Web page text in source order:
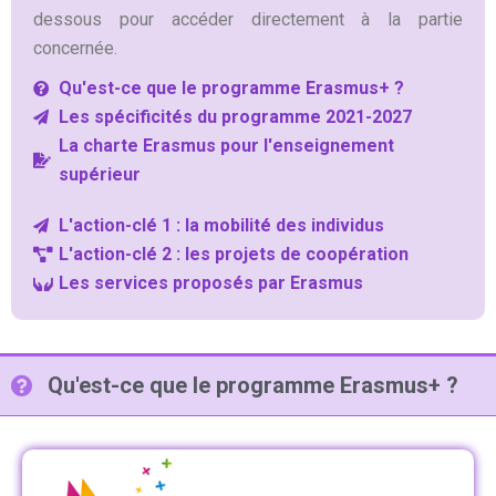
dessous pour accéder directement à la partie
concernée.
Qu'est-ce que le programme Erasmus+ ?
Les spécificités du programme 2021-2027
La charte Erasmus pour l'enseignement
supérieur
L'action-clé 1 : la mobilité des individus
L'action-clé 2 : les projets de coopération
Les services proposés par Erasmus
Qu'est-ce que le programme Erasmus+ ?